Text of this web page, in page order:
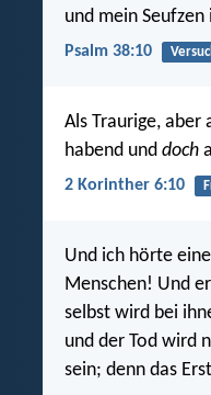
und mein
Psalm 38:10
Als Traurige, aber
habend und doch
2 Korinther 6:10
Und ich hörte
Menschen! Und
selbst wird bei
und der Tod wird
sein; denn das